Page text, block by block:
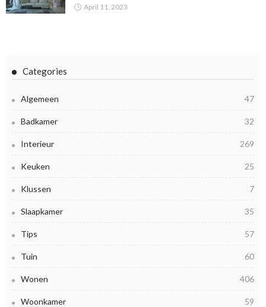
April 11, 2023
Categories
Algemeen 47
Badkamer 32
Interieur 269
Keuken 25
Klussen 7
Slaapkamer 35
Tips 57
Tuin 60
Wonen 406
Woonkamer 59